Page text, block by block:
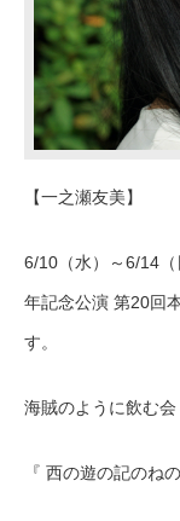
【一之瀬友美】
6/10（水）～6/14
年記念公演 第20回
す。
海賊のように飲む
『 西の遊の記のねの